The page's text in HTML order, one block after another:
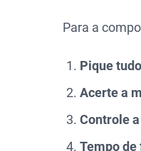
Para a
Pique
Acerte a
Controle
Tempo de